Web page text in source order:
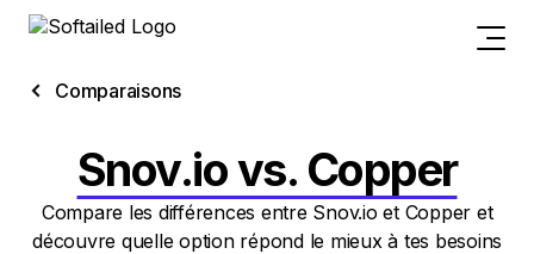
Comparaisons
Snov.io vs. Copper
Compare les différences entre Snov.io et Copper et
découvre quelle option répond le mieux à tes besoins